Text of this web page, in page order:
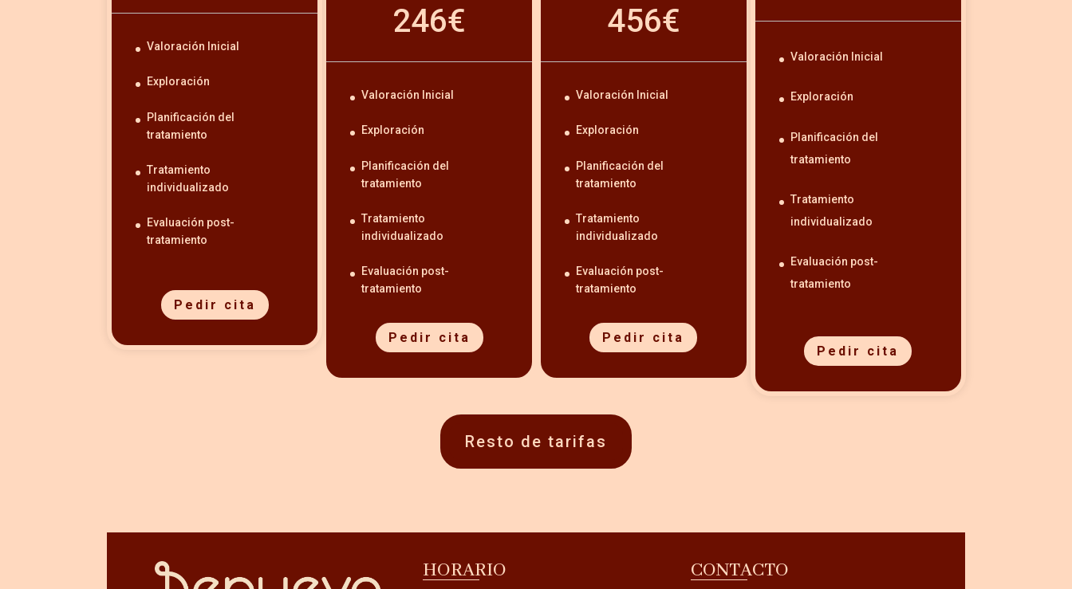
Valoración Inicial
Exploración
Planificación del
tratamiento
Tratamiento
individualizado
Evaluación post-
tratamiento
Pedir cita
246€
Valoración Inicial
Exploración
Planificación del
tratamiento
Tratamiento
individualizado
Evaluación post-
tratamiento
Pedir cita
456€
Valoración Inicial
Exploración
Planificación del
tratamiento
Tratamiento
individualizado
Evaluación post-
tratamiento
Pedir cita
Valoración Inicial
Exploración
Planificación del
tratamiento
Tratamiento
individualizado
Evaluación post-
tratamiento
Pedir cita
Resto de tarifas
HORARIO CONTACTO